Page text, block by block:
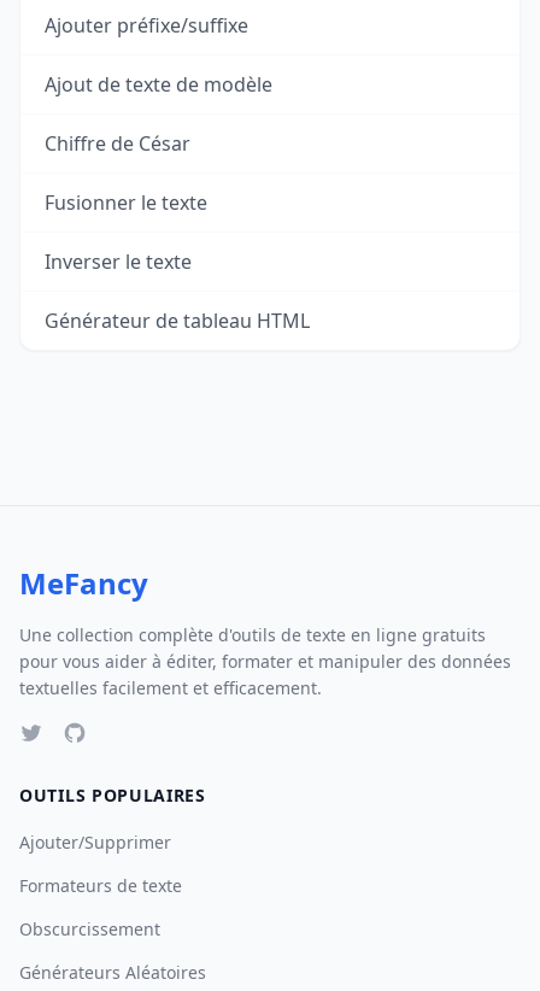
Ajouter préfixe/suffixe
Ajout de texte de modèle
Chiffre de César
Fusionner le texte
Inverser le texte
Générateur de tableau HTML
MeFancy
Une collection complète d'outils de texte en ligne gratuits
pour vous aider à éditer, formater et manipuler des données
textuelles facilement et efficacement.
OUTILS POPULAIRES
Ajouter/Supprimer
Formateurs de texte
Obscurcissement
Générateurs Aléatoires